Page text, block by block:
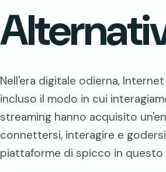
Nell'era digitale odierna,
incluso il modo in cui
streaming hanno acquisito
connettersi, interagire e
piattaforme di spicco in